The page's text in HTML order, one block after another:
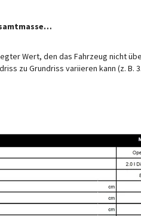
kann zum Teil Sonderausstattung enthalten
Wert, den das Fahrzeug nicht
zu Grundriss variieren kann (z.